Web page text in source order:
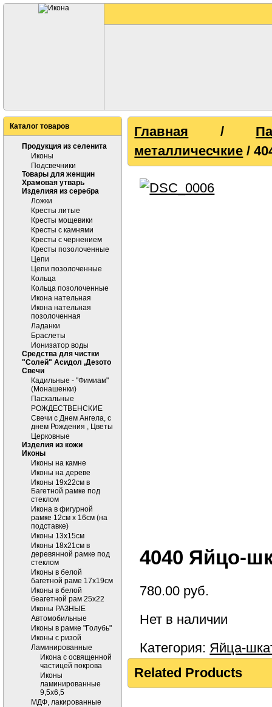
Каталог товаров
Продукция из селенита
Иконы
Подсвечники
Товары для женщин
Храмовая утварь
Изделияя из серебра
Ложки
Кресты литые
Кресты мощевики
Кресты с камнями
Кресты с чернением
Кресты позолоченные
Цепи
Цепи позолоченные
Кольца
Кольца позолоченные
Икона нательная
Икона нательная
позолоченная
Ладанки
Браслеты
Ионизатор воды
Средства для чистки
"Солей" Асидол ,Дезото
Cвечи
Кадильные - "Фимиам"
(Монашенки)
Пасхальные
РОЖДЕСТВЕНСКИЕ
Свечи с Днем Ангела, с
днем Рождения , Цветы
Церковные
Изделия из кожи
Иконы
Иконы на камне
Иконы на дереве
Иконы 19х22см в
Багетной рамке под
стеклом
Икона в фигурной
рамке 12см х 16см (на
подставке)
Иконы 13х15см
Иконы 18х21см в
деревянной рамке под
стеклом
Иконы в белой
багетной раме 17х19см
Иконы в белой
беагетной рам 25х22
Иконы РАЗНЫЕ
Автомобильные
Иконы в рамке "Голубь"
Иконы с ризой
Ламинированные
Икона с освященной
частицей покрова
Иконы
ламинированные
9,5х6,5
МДФ, лакированные
Главная /
металличесчкие /
4040 Яйцо-
780.00 руб.
Нет в наличии
Категория: Яйца-
Related Products